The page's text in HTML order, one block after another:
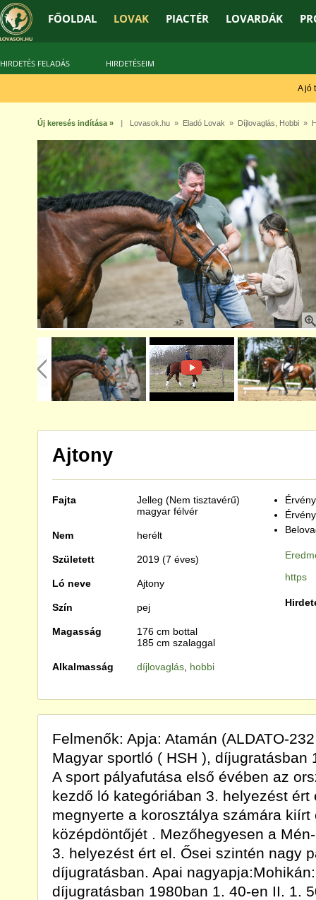
FŐOLDAL LOVAK PIACTÉR LOVARDÁK
HIRDETÉS FELADÁS HIRDETÉSEIM
A jó
Új keresés indítása » | Lovasok.hu» Eladó Lovak » Díjlovaglás Hobbi»
Ajtony
Fajta
Jelleg (Nem tisztavérű)
magyar félvér
Nem herélt
Született 2019 (7 éves)
Ló neve Ajtony
Szín pej
Magasság
176 cm bottal
185 cm szalaggal
Alkalmasság díjlovaglás, hobbi
https
Felmenők: Apja: Atamán (ALDATO-
Magyar sportló ( HSH ), díjugratásban
A sport pályafutása első évében az
kezdő ló kategóriában 3. helyezést ért
megnyerte a korosztálya számára
középdöntőjét . Mezőhegyesen a
3. helyezést ért el. Ősei szintén nagy
díjugratásban. Apai
díjugratásban 1980ban 1. 40-en II. 1.